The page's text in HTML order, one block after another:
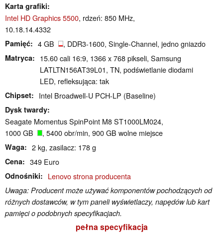
Karta grafiki
Intel HD Graphics 5500, rdzeń: 850 MHz,
10.18.14.4332
Pamięć 4 GB , DDR3-1600, Single-Channel, jedno gniazdo
Matryca
15.60 cali 16:9, 1366 x 768 pikseli, Samsung
LATLTN156AT39L01, TN, podświetlanie diodami
LED, refleksująca: tak
Chipset Intel Broadwell-U PCH-LP (Baseline)
Dysk twardy
Seagate Momentus SpinPoint M8 ST1000LM024,
1000 GB
, 5400 obr/min, 900 GB wolne miejsce
Waga 2 kg, zasilacz: 178 g
Cena 349 Euro
Odnośniki Lenovo strona producenta
Uwaga: Producent może używać komponentów pochodzących od
różnych dostawców, w tym paneli wyświetlaczy, napędów lub kart
pamięci o podobnych specyfikacjach.
pełna specyfikacja